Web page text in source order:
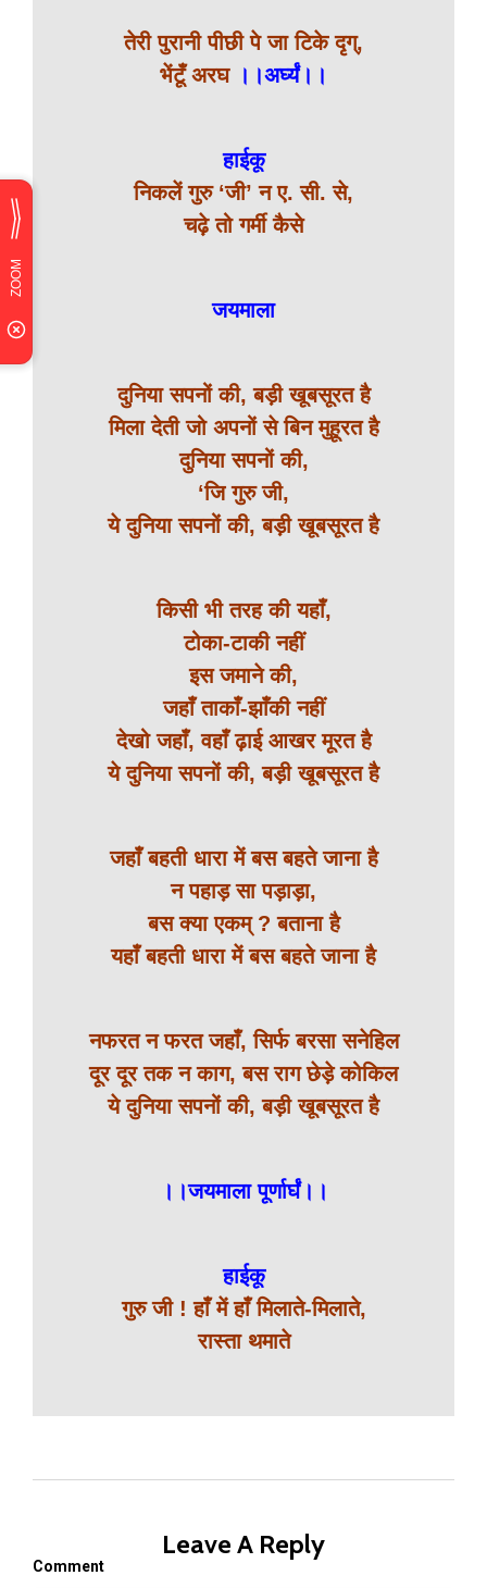
तेरी पुरानी पीछी पे जा टिके दृग्,
भेंटूँ अरघ ।।अर्घ्यं।।
हाईकू
निकलें गुरु ‘जी’ न ए. सी. से,
चढ़े तो गर्मी कैसे
जयमाला
दुनिया सपनों की, बड़ी खूबसूरत है
मिला देती जो अपनों से बिन मुहूरत है
दुनिया सपनों की,
‘जि गुरु जी,
ये दुनिया सपनों की, बड़ी खूबसूरत है
किसी भी तरह की यहाँ,
टोका-टाकी नहीं
इस जमाने की,
जहाँ ताकाँ-झाँकी नहीं
देखो जहाँ, वहाँ ढ़ाई आखर मूरत है
ये दुनिया सपनों की, बड़ी खूबसूरत है
जहाँ बहती धारा में बस बहते जाना है
न पहाड़ सा पड़ाड़ा,
बस क्या एकम् ? बताना है
यहाँ बहती धारा में बस बहते जाना है
नफरत न फरत जहाँ, सिर्फ बरसा सनेहिल
दूर दूर तक न काग, बस राग छेड़े कोकिल
ये दुनिया सपनों की, बड़ी खूबसूरत है
।।जयमाला पूर्णार्घं।।
हाईकू
गुरु जी ! हाँ में हाँ मिलाते-मिलाते,
रास्ता थमाते
Leave A Reply
Comment